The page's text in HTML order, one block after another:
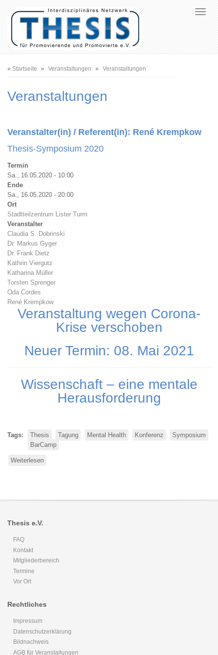
Pfadnavigation
Startseite Veranstaltungen Veranstaltungen
Veranstaltungen
Veranstalter(in) / Referent(in): René Krempkow
Thesis-Symposium 2020
Termin
Sa., 16.05.2020 - 10:00
Ende
Sa., 16.05.2020 - 20:00
Ort
Stadtteilzentrum Lister Turm
Veranstalter
Claudia S. Dobrinski
Dr. Markus Gyger
Dr. Frank Dietz
Kathrin Viergutz
Katharina Müller
Torsten Sprenger
Oda Cordes
René Krempkow
Veranstaltung wegen Corona-
Krise verschoben
Neuer Termin: 08. Mai 2021
Wissenschaft – eine mentale
Herausforderung
Tags Thesis Tagung Mental Health Konferenz
Symposium
BarCamp
Weiterlesen
Thesis e.V.
FAQ
Kontakt
Mitgliederbereich
Termine
Vor Ort
Rechtliches
Impressum
Datenschutzerklärung
Bildnachweis
AGB für Veranstaltungen